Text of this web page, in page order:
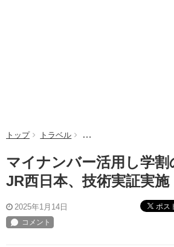
トップ トラベル マイナンバー活用し学
マイナンバー活用し学
JR西日本、技術実証実施
2025年1月14日 ポス